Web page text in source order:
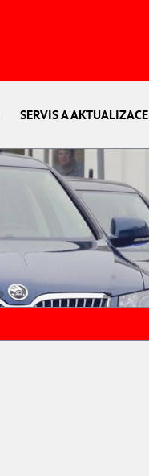
SERVIS A AKTUALIZACE